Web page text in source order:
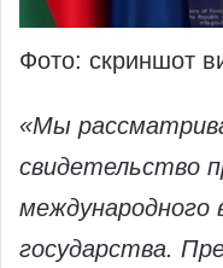
Фото: скриншот
«Мы
свидетельство
международного
государства.